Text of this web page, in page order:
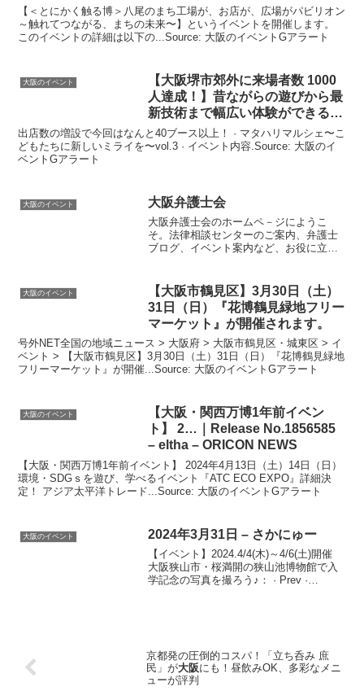
ージ
【＜とにかく触る博＞八尾のまち工場が、お店が、広場がパビリオン
～触れてつながる、まちの未来〜】というイベントを開催します。
このイベントの詳細は以下の...Source: 大阪のイベントGアラート
大阪のイベント 【大阪堺市郊外に来場者数 1000
人達成！】昔ながらの遊びから最
新技術まで幅広い体験ができる
…
出店数の増設で今回はなんと40ブース以上！ · マタハリマルシェ〜こ
どもたちに新しいミライを〜vol.3 · イベント内容.Source: 大阪のイ
ベントGアラート
大阪のイベント 大阪弁護士会
大阪弁護士会のホームペ－ジにようこ
そ。法律相談センターのご案内、弁護士
ブログ、イベント案内など、お役に立つ
大阪のイベント 【大阪市鶴見区】3月30日（土）
31日（日）『花博鶴見緑地フリー
マーケット』が開催されます。
号外NET全国の地域ニュース > 大阪府 > 大阪市鶴見区・城東区 > イ
ベント > 【大阪市鶴見区】3月30日（土）31日（日）『花博鶴見緑地
フリーマーケット』が開催...Source: 大阪のイベントGアラート
大阪のイベント 【大阪 ・関西万博1年前イベン
ト 】 2…｜Release No.1856585
– eltha – ORICON NEWS
【大阪・関西万博1年前イベント】 2024年4月13日（土）14日（日）
環境・SDGｓを遊び、学べるイベント『ATC ECO EXPO』詳細決
定！ アジア太平洋トレード...Source: 大阪のイベントGアラート
大阪のイベント 2024年3月31日 – さかにゅー
【イベント】2024.4/4(木)～4/6(土)開催
大阪狭山市・桜満開の狭山池博物館で入
学記念の写真を撮ろう♪： · Prev ·
京都発の圧倒的コスパ！「立ち呑み 庶
民」が大阪にも！昼飲みOK、多彩なメニ
ューが評判